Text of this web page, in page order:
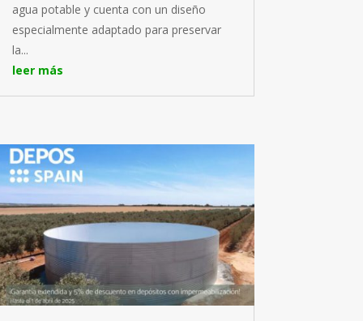
agua potable y cuenta con un diseño
especialmente adaptado para preservar
la...
leer más